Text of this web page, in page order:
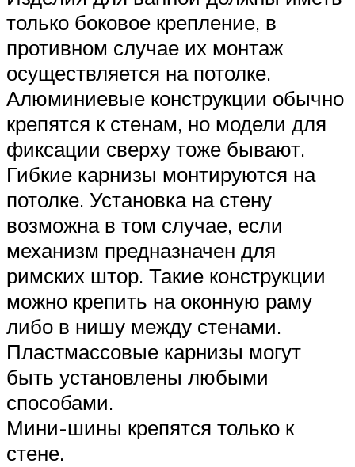
только боковое крепление, в
противном случае их монтаж
осуществляется на потолке.
Алюминиевые конструкции обычно
крепятся к стенам, но модели для
фиксации сверху тоже бывают.
Гибкие карнизы монтируются на
потолке. Установка на стену
возможна в том случае, если
механизм предназначен для
римских штор. Такие конструкции
можно крепить на оконную раму
либо в нишу между стенами.
Пластмассовые карнизы могут
быть установлены любыми
способами.
Мини-шины крепятся только к
стене.